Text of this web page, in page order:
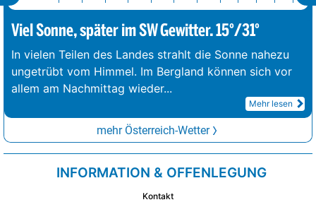
Viel Sonne, später im SW Gewitter. 15°/31°
In vielen Teilen des Landes strahlt die Sonne nahezu
ungetrübt vom Himmel. Im Bergland können sich vor
allem am Nachmittag wieder...
Mehr lesen
mehr Österreich-Wetter
INFORMATION & OFFENLEGUNG
Kontakt